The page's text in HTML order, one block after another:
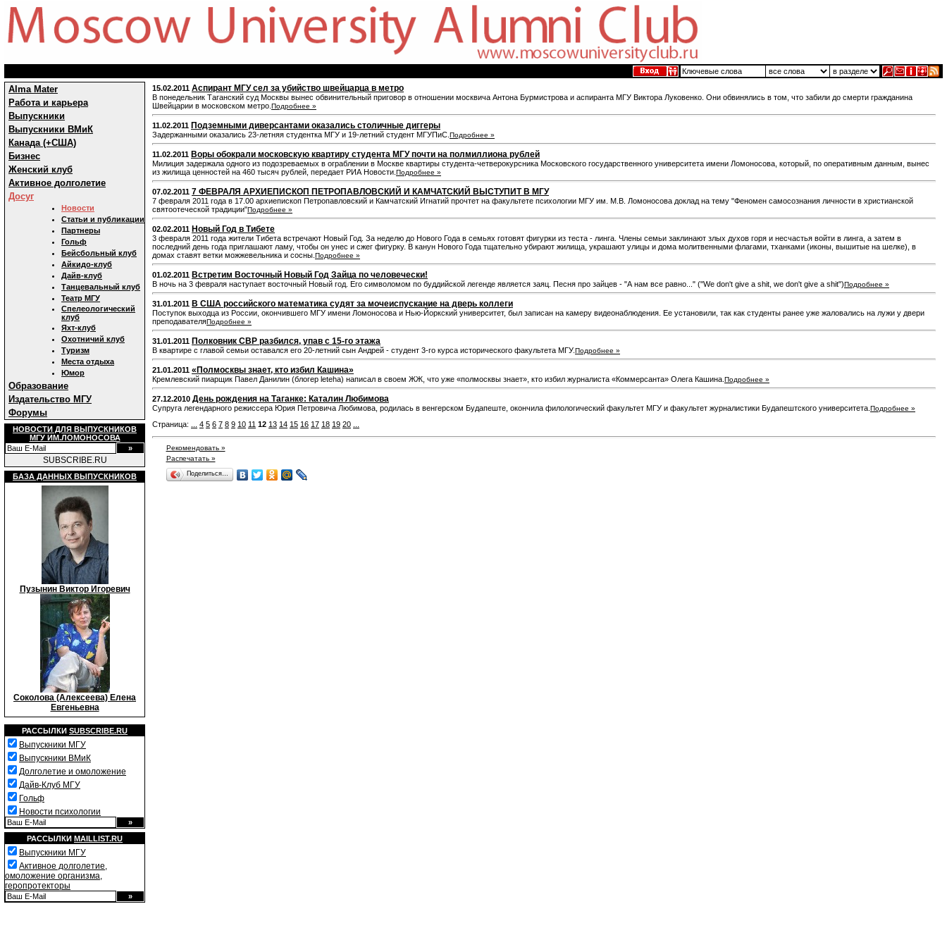
Alma Mater
Работа и карьера
Выпускники
Выпускники ВМиК
Канада (+США)
Бизнес
Женский клуб
Активное долголетие
Досуг
Новости
Статьи и публикации
Партнеры
Гольф
Бейсбольный клуб
Айкидо-клуб
Дайв-клуб
Танцевальный клуб
Театр МГУ
Спелеологический
клуб
Яхт-клуб
Охотничий клуб
Туризм
Места отдыха
Юмор
Образование
Издательство МГУ
Форумы
НОВОСТИ ДЛЯ ВЫПУСКНИКОВ
МГУ ИМ.ЛОМОНОСОВА
SUBSCRIBE.RU
БАЗА ДАННЫХ ВЫПУСКНИКОВ
Пузынин Виктор Игоревич
Соколова (Алексеева) Елена
Евгеньевна
РАССЫЛКИ SUBSCRIBE.RU
Выпускники МГУ
Выпускники ВМиК
Долголетие и омоложение
Дайв-Клуб МГУ
Гольф
Новости психологии
РАССЫЛКИ MAILLIST.RU
Выпускники МГУ
Активное долголетие,
омоложение организма,
геропротекторы
15.02.2011 Аспирант МГУ сел за убийство швейцарца в метро
В понедельник Таганский суд Москвы вынес обвинительный приговор в отношении москвича Антона Бурмистрова и аспиранта МГУ Виктора Луковенко. Они обвинялись в том, что забили до смерти гражданина
Швейцарии в московском метро. Подробнее »
11.02.2011 Подземными диверсантами оказались столичные диггеры
Задержанными оказались 23-летняя студентка МГУ и 19-летний студент МГУПиС. Подробнее »
11.02.2011 Воры обокрали московскую квартиру студента МГУ почти на полмиллиона рублей
Милиция задержала одного из подозреваемых в ограблении в Москве квартиры студента-четверокурсника Московского государственного университета имени Ломоносова, который, по оперативным данным, вынес
из жилища ценностей на 460 тысяч рублей, передает РИА Новости. Подробнее »
07.02.2011 7 ФЕВРАЛЯ АРХИЕПИСКОП ПЕТРОПАВЛОВСКИЙ И КАМЧАТСКИЙ ВЫСТУПИТ В МГУ
7 февраля 2011 года в 17.00 архиепископ Петропавловский и Камчатский Игнатий прочтет на факультете психологии МГУ им. М.В. Ломоносова доклад на тему "Феномен самосознания личности в христианской
святоотеческой традиции"Подробнее »
02.02.2011 Новый Год в Тибете
3 февраля 2011 года жители Тибета встречают Новый Год. За неделю до Нового Года в семьях готовят фигурки из теста - линга. Члены семьи заклинают злых духов горя и несчастья войти в линга, а затем в
последний день года приглашают ламу, чтобы он унес и сжег фигурку. В канун Нового Года тщательно убирают жилища, украшают улицы и дома молитвенными флагами, тханками (иконы, вышитые на шелке), в
домах ставят ветки можжевельника и сосны. Подробнее »
01.02.2011 Встретим Восточный Новый Год Зайца по человечески!
В ночь на 3 февраля наступает восточный Новый год. Его символомом по буддийской легенде является заяц. Песня про зайцев - "А нам все равно..." ("We don't give a shit, we don't give a shit")Подробнее »
31.01.2011 В США российского математика судят за мочеиспускание на дверь коллеги
Поступок выходца из России, окончившего МГУ имени Ломоносова и Нью-Йоркский университет, был записан на камеру видеонаблюдения. Ее установили, так как студенты ранее уже жаловались на лужи у двери
преподавателяПодробнее »
31.01.2011 Полковник СВР разбился, упав с 15-го этажа
В квартире с главой семьи оставался его 20-летний сын Андрей - студент 3-го курса исторического факультета МГУ.Подробнее »
21.01.2011 «Полмосквы знает, кто избил Кашина»
Кремлевский пиарщик Павел Данилин (блогер leteha) написал в своем ЖЖ, что уже «полмосквы знает», кто избил журналиста «Коммерсанта» Олега Кашина. Подробнее »
27.12.2010 День рождения на Таганке: Каталин Любимова
Супруга легендарного режиссера Юрия Петровича Любимова, родилась в венгерском Будапеште, окончила филологический факультет МГУ и факультет журналистики Будапештского университета. Подробнее »
Страница: 4 5 6 7 8 9 10 11 12 13 14 15 16 17 18 19 20
Рекомендовать »
Распечатать »
Поделиться…